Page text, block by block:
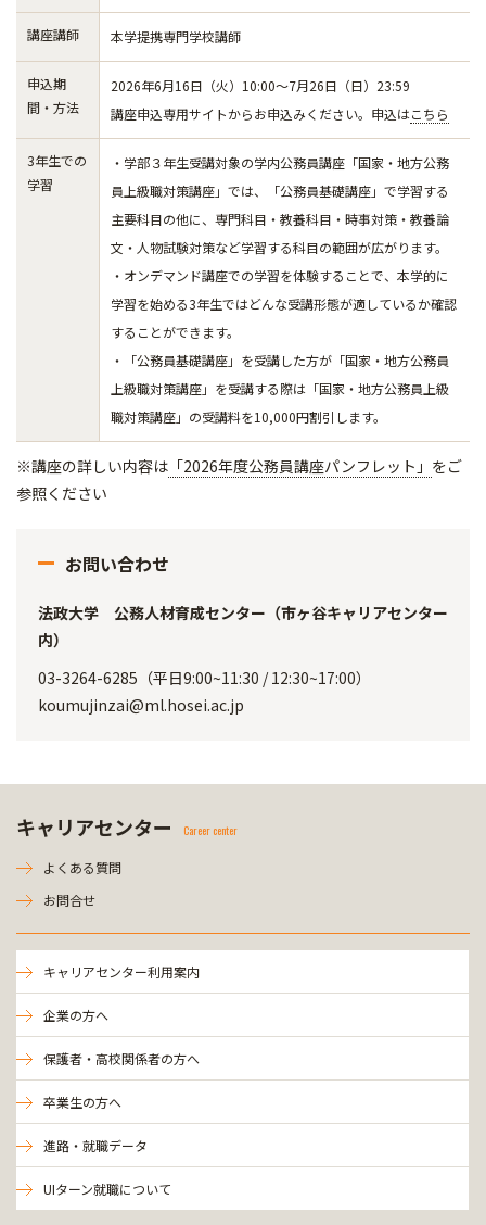
講座講師 本学提携専門学校講師
申込期
間・方法
2026年6月16日（火）10:00～7月26日（日）23:59
講座申込専用サイトからお申込みください。申込はこちら
3年生での
学習
・学部３年生受講対象の学内公務員講座「国家・地方公務
員上級職対策講座」では、「公務員基礎講座」で学習する
主要科目の他に、専門科目・教養科目・時事対策・教養論
文・人物試験対策など学習する科目の範囲が広がります。
・オンデマンド講座での学習を体験することで、本学的に
学習を始める3年生ではどんな受講形態が適しているか確認
することができます。
・「公務員基礎講座」を受講した方が「国家・地方公務員
上級職対策講座」を受講する際は「国家・地方公務員上級
職対策講座」の受講料を10,000円割引します。
※講座の詳しい内容は 「2026年度公務員講座パンフレット」 をご
参照ください
お問い合わせ
法政大学 公務人材育成センター（市ヶ谷キャリアセンター
内）
03-3264-6285（平日9:00~11:30 / 12:30~17:00）
koumujinzai@ml.hosei.ac.jp
キャリアセンター Career center
よくある質問
お問合せ
キャリアセンター利用案内
企業の方へ
保護者・高校関係者の方へ
卒業生の方へ
進路・就職データ
UIターン就職について